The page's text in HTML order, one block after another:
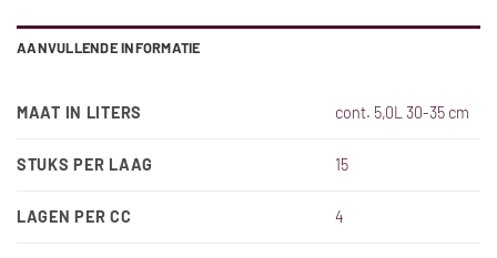
AANVULLENDE INFORMATIE
MAAT IN LITERS cont. 5,0L 30-35 cm
STUKS PER LAAG 15
LAGEN PER CC 4